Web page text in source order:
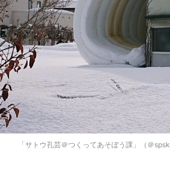
「サトウ孔芸＠つくってあそぼう課」（＠